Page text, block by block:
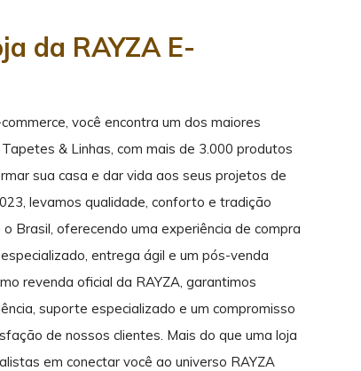
da RAYZA E-
você encontra um dos maiores
& Linhas, com mais de 3.000 produtos
sua casa e dar vida aos seus projetos de
levamos qualidade, conforto e tradição
Brasil, oferecendo uma experiência de compra
entrega ágil e um pós-venda
revenda oficial da RAYZA, garantimos
suporte especializado e um compromisso
de nossos clientes. Mais do que uma loja
em conectar você ao universo RAYZA